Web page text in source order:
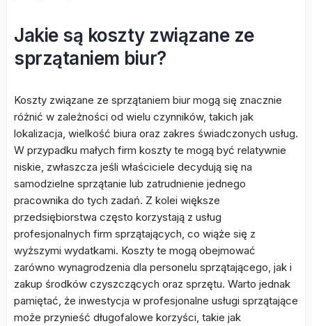
Jakie są koszty związane ze
sprzątaniem biur?
Koszty związane ze sprzątaniem biur mogą się znacznie
różnić w zależności od wielu czynników, takich jak
lokalizacja, wielkość biura oraz zakres świadczonych usług.
W przypadku małych firm koszty te mogą być relatywnie
niskie, zwłaszcza jeśli właściciele decydują się na
samodzielne sprzątanie lub zatrudnienie jednego
pracownika do tych zadań. Z kolei większe
przedsiębiorstwa często korzystają z usług
profesjonalnych firm sprzątających, co wiąże się z
wyższymi wydatkami. Koszty te mogą obejmować
zarówno wynagrodzenia dla personelu sprzątającego, jak i
zakup środków czyszczących oraz sprzętu. Warto jednak
pamiętać, że inwestycja w profesjonalne usługi sprzątające
może przynieść długofalowe korzyści, takie jak